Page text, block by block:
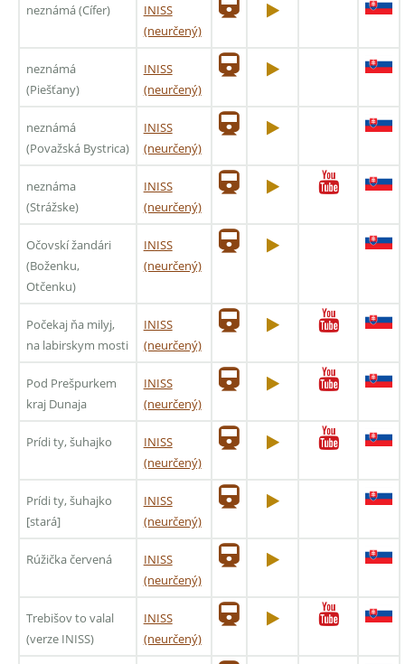
neznámá (Cífer)
INISS
(neurčený)
neznámá
(Piešťany)
INISS
(neurčený)
neznámá
(Považská Bystrica)
INISS
(neurčený)
neznáma
(Strážske)
INISS
(neurčený)
Očovskí žandári
(Boženku,
Otčenku)
INISS
(neurčený)
Počekaj ňa milyj,
na labirskym mosti
INISS
(neurčený)
Pod Prešpurkem
kraj Dunaja
INISS
(neurčený)
Prídi ty, šuhajko
INISS
(neurčený)
Prídi ty, šuhajko
[stará]
INISS
(neurčený)
Rúžička červená
INISS
(neurčený)
Trebišov to valal
(verze INISS)
INISS
(neurčený)